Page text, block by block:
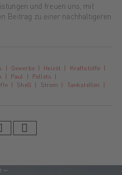
und freuen uns, mit
Beitrag zu einer nachhaltigeren
Gewerbe Heizöl
Kraftstoffe
Paul
Pellets
Shell Strom
Tankstellen